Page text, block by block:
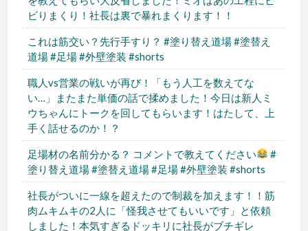
ビりまくり！社長は裏で暴れまくります！！
これは筋交い？先行手すり？ #塗り替え道場 #塗替え
道場 #足場 #外壁塗装 #shorts
職人vs営業の戦いが再び！「もう人工を数えてな
い…」またまた単価の話で揉めました！今日は新人ミ
ウちゃんにトークを回してもらいます！はたして、上
手く話せるのか！？
足場材の名前分かる？ コメントで教えてください
#
塗り替え道場 #塗替え道場 #足場 #外壁塗装 #shorts
社長がついに一線を超えたので制裁を加えます！！筋
肉ムキムキの2人に「怪我させてもいいです」と依頼
しました！本気すぎるドッキリに社長がブチギレ